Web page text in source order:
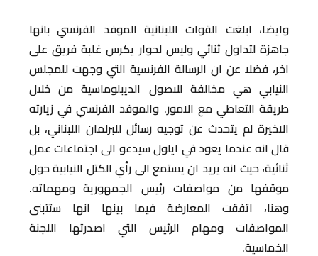
وايضا، ابلغت القوات اللبنانية الموفد الفرنسي بانها
جاهزة لتداول ثنائي وليس لحوار يكرس غلبة فريق على
اخر، فضلا عن ان الرسالة الفرنسية التي وجهت للمجلس
النيابي هي مخالفة للاصول الديبلوماسية من خلال
طريقة التعاطي مع الامور. والموفد الفرنسي في زيارته
الاخيرة لم يتحدث عن توجيه رسائل للبرلمان اللبناني، بل
قال انه عندما يعود في ايلول سيدعو الى اجتماعات عمل
ثنائية، حيث انه يريد ان يستمع الى رأي الكتل النيابية حول
موقفها من مواصفات رئيس الجمهورية ومهماته.
وهنا، اتفقت المعارضة فيما بينها انها ستتبنى
المواصفات ومهام الرئيس التي اصدرتها اللجنة
الخماسية.